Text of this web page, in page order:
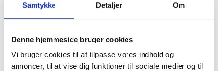
Samtykke Detaljer Om
Denne hjemmeside bruger cookies
Vi bruger cookies til at tilpasse vores indhold og
annoncer, til at vise dig funktioner til sociale medier og til
Autocamper udstyr